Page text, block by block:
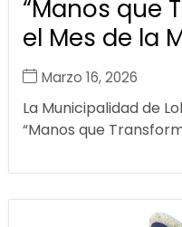
“Manos que
el Mes de la
Marzo 16, 2026
La Municipalidad de
“Manos que